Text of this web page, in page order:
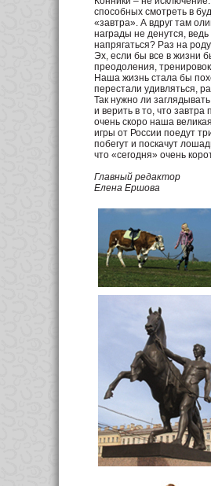
способных смотреть в
«завтра». А вдруг там
награды не денутся,
напрягаться? Раз на
Эх, если бы все в жизни
преодоления,
Наша жизнь стала бы
перестали удивляться,
Так нужно ли
и верить в то, что
очень скоро наша
игры от России поедут
побегут и поскачут
что «сегодня» очень
Главный редактор
Елена Ершова